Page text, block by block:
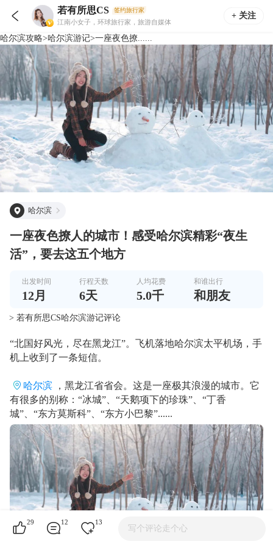
 若有所思CS 签约旅行家
江南小女子，环球旅行家，旅游自媒体
+ 关注
哈尔滨攻略>哈尔滨游记>一座夜色撩......
哈尔滨
一座夜色撩人的城市！感受哈尔滨精彩“夜生
活”，要去这五个地方
出发时间
12月
行程天数
6天
人均花费
5.0千
和谁出行
和朋友
> 若有所思CS哈尔滨游记评论
“北国好风光，尽在黑龙江”。飞机落地哈尔滨太平机场，手
机上收到了一条短信。
哈尔滨
，黑龙江省省会。这是一座极其浪漫的城市。它
有很多的别称：“冰城”、“天鹅项下的珍珠”、“丁香
城”、“东方莫斯科”、“东方小巴黎”......
29 12 13
写个评论走个心